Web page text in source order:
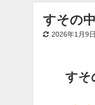
すその
2026年1月9日
すそ